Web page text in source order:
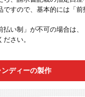
ですので、基本的には「前
い制」が不可の場合は、
さい。
ディーの製作